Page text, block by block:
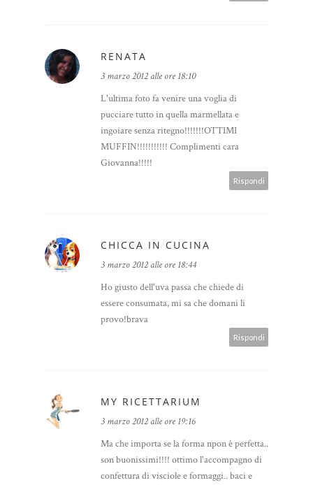
RENATA
3 marzo 2012 alle ore 18:10
L'ultima foto fa venire una voglia di
pucciare tutto in quella marmellata e
ingoiare senza ritegno!!!!!!!OTTIMI
MUFFIN!!!!!!!!!!! Complimenti cara
Giovanna!!!!!
Rispondi
CHICCA IN CUCINA
3 marzo 2012 alle ore 18:44
Ho giusto dell'uva passa che chiede di
essere consumata, mi sa che domani li
provo!brava
Rispondi
MY RICETTARIUM
3 marzo 2012 alle ore 19:16
Ma che importa se la forma npon è perfetta..
son buonissimi!!!! ottimo l'accompagno di
confettura di visciole e formaggi.. baci e